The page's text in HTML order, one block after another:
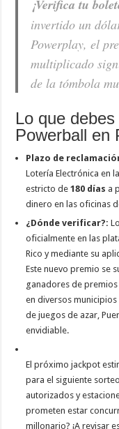
¡Verifica tu
invertido un
Powerplay, el
multiplicado
de la tómbola
Lo que
Powerball en
Plazo de
Lotería Electrónica en
estricto de180 días a
dinero en las oficinas
¿Dónde verificar?:
oficialmente en las
Rico y mediante su
Este nuevo premio se
ganadores de
en diversos
de juegos de azar,
envidiable.
El próximo jackpot
para el siguiente
autorizados y
prometen estar
millonario? ¡A revisar